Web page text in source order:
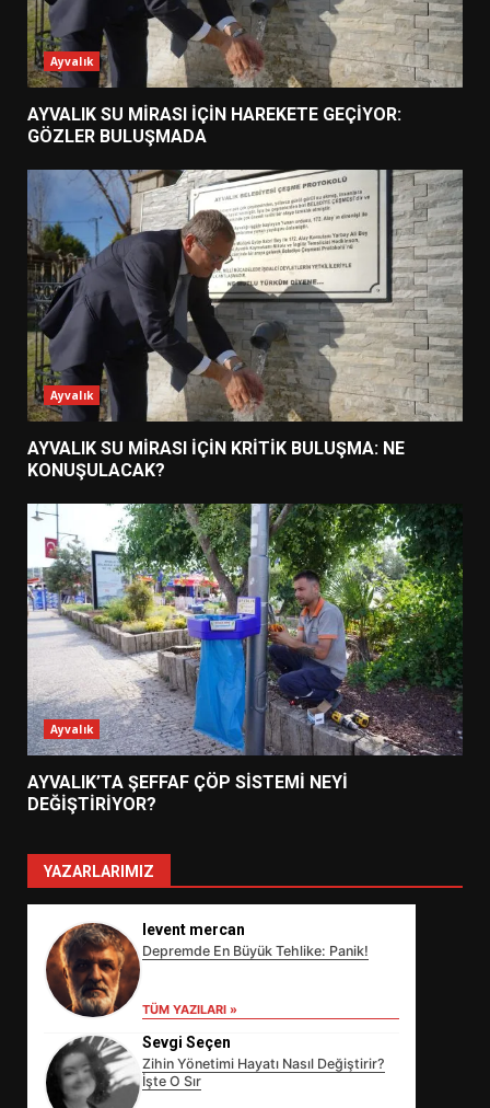
Ayvalık
AYVALIK SU MİRASI İÇİN HAREKETE GEÇİYOR:
GÖZLER BULUŞMADA
Ayvalık
AYVALIK SU MİRASI İÇİN KRİTİK BULUŞMA: NE
KONUŞULACAK?
Ayvalık
AYVALIK’TA ŞEFFAF ÇÖP SİSTEMİ NEYİ
DEĞİŞTİRİYOR?
YAZARLARIMIZ
levent mercan
Depremde En Büyük Tehlike: Panik!
TÜM YAZILARI »
Sevgi Seçen
Zihin Yönetimi Hayatı Nasıl Değiştirir?
İşte O Sır